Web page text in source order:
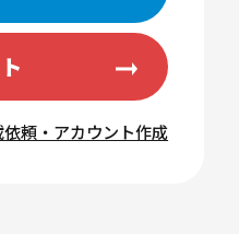
頼・アカウント作成